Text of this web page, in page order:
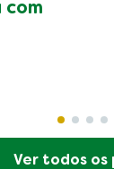
com
Ver todos os